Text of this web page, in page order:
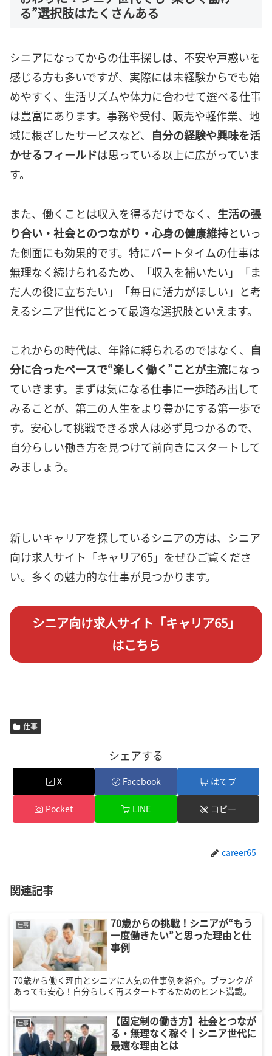
る”選択肢はたくさんある
シニアになってからの仕事探しは、不安や戸惑いを
感じる方も多いですが、実際には未経験からでも始
めやすく、生活リズムや体力に合わせて選べる仕事
は豊富にあります。事務や受付、販売や軽作業、地
域に根ざしたサービスなど、 自分の経験や興味を活
かせるフィールドは思っている以上に広がっていま
す。
また、働くことは収入を得るだけでなく、 生活の張
り合い・社会とのつながり・心身の健康維持といっ
た側面にも効果的です。特にパートタイムの仕事は
無理なく続けられるため、「収入を補いたい」「ま
だ人の役に立ちたい」「毎日に活力がほしい」と考
えるシニア世代にとって最適な選択肢といえます。
これからの時代は、年齢に縛られるのではなく、
自
分に合ったペースで“楽しく働く”ことが主流になっ
ていきます。まずは気になる仕事に一歩踏み出して
みることが、第二の人生をより豊かにする第一歩で
す。安心して挑戦できる求人は必ず見つかるので、
自分らしい働き方を見つけて前向きにスタートして
みましょう。
新しいキャリアを探しているシニアの方は、シニア
向け求人サイト「キャリア65」をぜひご覧くださ
い。多くの魅力的な仕事が見つかります。
シニア向け求人サイト「キャリア65」
はこちら
仕事
シェアする
X Facebook はてブ
Pocket LINE コピー
career65
関連記事
仕事
70歳からの挑戦！シニアが“もう
一度働きたい”と思った理由と仕
事例
70歳から働く理由とシニアに人気の仕事例を紹介。ブランクが
あっても安心！自分らしく再スタートするためのヒント満載。
仕事
【固定制の働き方】社会とつなが
る・無理なく稼ぐ｜シニア世代に
最適な理由とは